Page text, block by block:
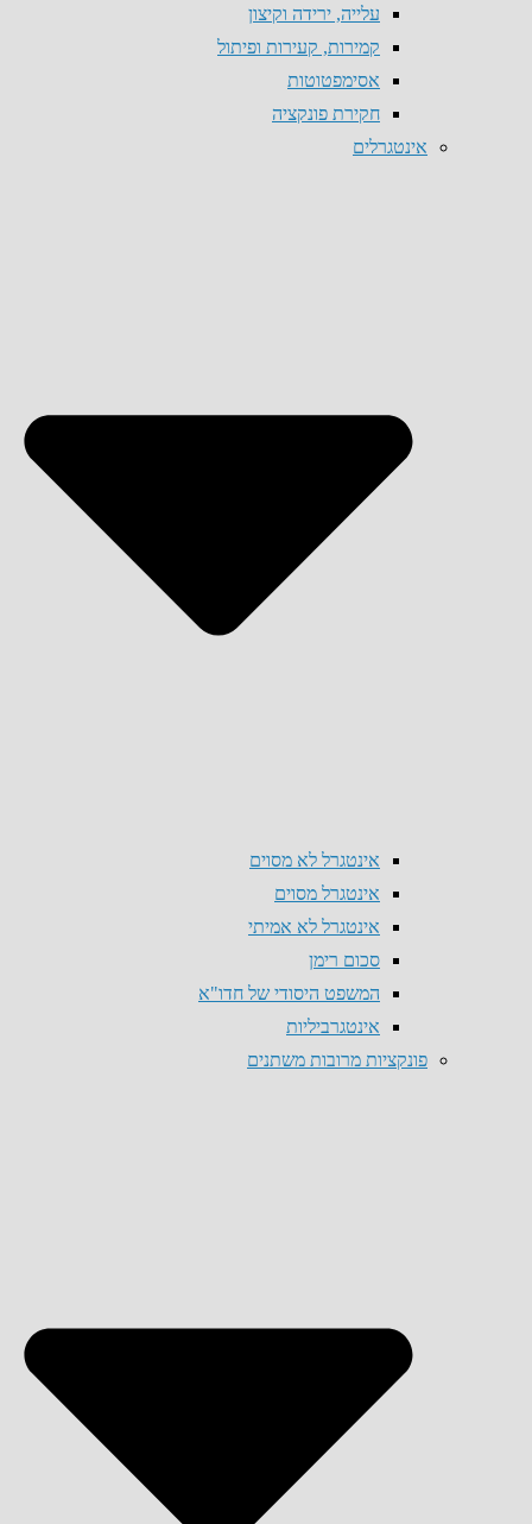
עלייה, ירידה וקיצון
קמירות, קעירות ופיתול
אסימפטוטות
חקירת פונקציה
אינטגרלים
אינטגרל לא מסוים
אינטגרל מסוים
אינטגרל לא אמיתי
סכום רימן
המשפט היסודי של חדו"א
אינטגרביליות
פונקציות מרובות משתנים